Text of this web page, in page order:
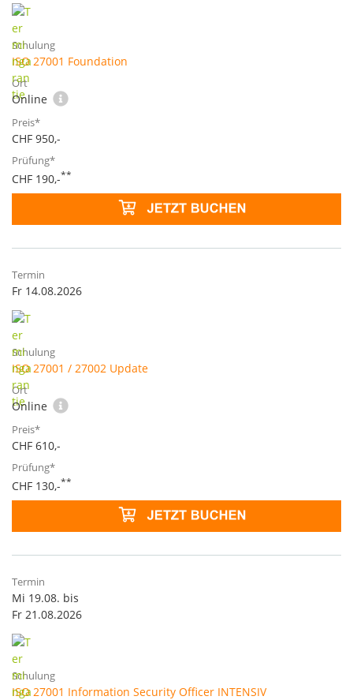
ISO 27001 Foundation
Online
CHF 950,-
CHF 190,-**
Fr 14.08.2026
ISO 27001 / 27002 Update
Online
CHF 610,-
CHF 130,-**
Mi 19.08. bis
Fr 21.08.2026
ISO 27001 Information Security Officer INTENSIV